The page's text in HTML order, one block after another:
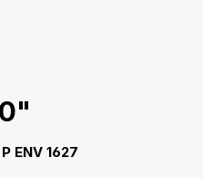
ENV 1627